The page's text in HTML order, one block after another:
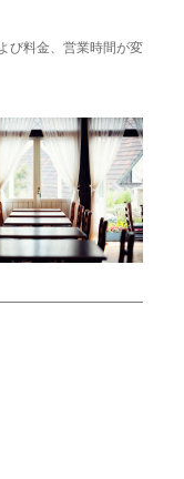
び料金、営業時間が変